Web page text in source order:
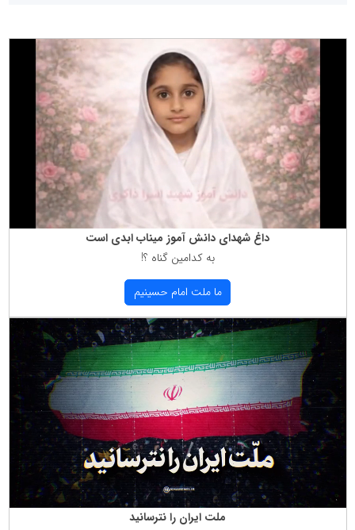
داغ شهدای دانش آموز میناب ابدی است
به كدامین گناه ؟!
ما ملت امام حسینیم
ملت ایران را نترسانید